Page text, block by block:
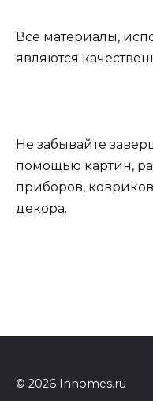
Все материалы,
являются
Не забывайте
помощью картин,
приборов,
декора.
© 2026 Inhomes.ru